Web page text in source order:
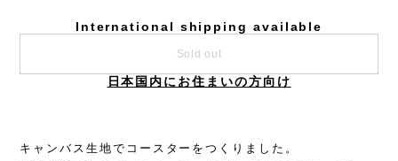
International shipping available
Sold out
日本国内にお住まいの方向け
キャンバス生地でコースターをつくりました。